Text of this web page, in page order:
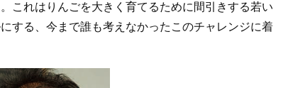
これはりんごを大きく育てるために間引きする若い
する、今まで誰も考えなかったこのチャレンジに着